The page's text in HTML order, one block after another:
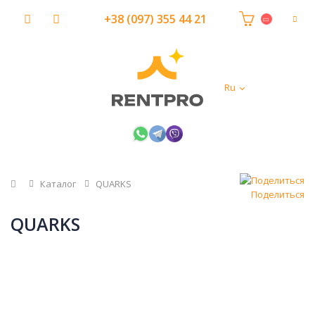
Ru
+38 (097) 355 44 21
Главная
Каталог
QUARKS
Поделиться
QUARKS